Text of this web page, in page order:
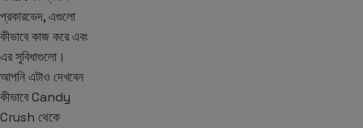
প্রকারভেদ, এগুলো
কীভাবে কাজ করে এবং
এর সুবিধাগুলো।
আপনি এটাও দেখবেন
কীভাবে Candy
Crush থেকে